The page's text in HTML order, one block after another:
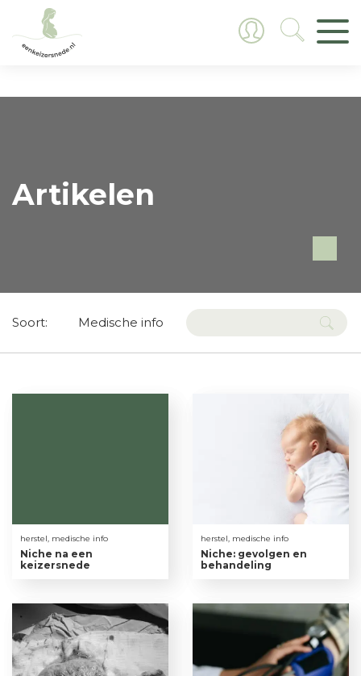
Artikelen
Soort: Medische info
herstel, medische info
Niche na een
keizersnede
herstel, medische info
Niche: gevolgen en
behandeling